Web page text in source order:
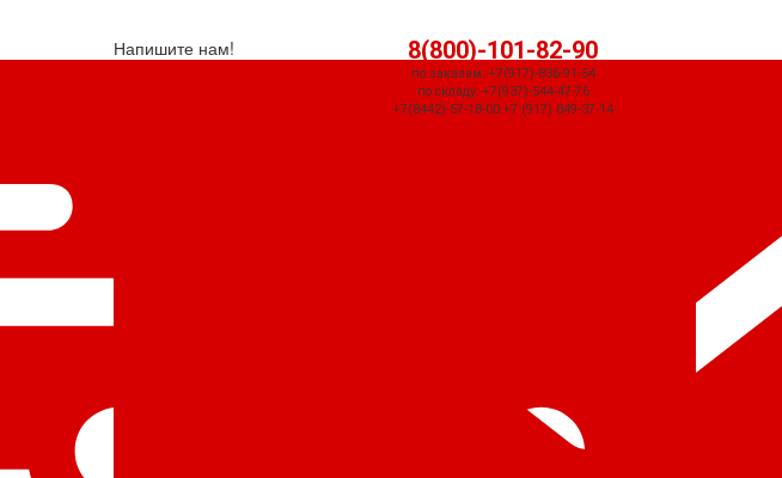
Напишите нам! 8(800)-101-82-90
по заказам: +7(917)-836-91-54
по складу: +7(937)-544-47-76
+7(8442)-57-18-00 +7 (917) 849-37-14